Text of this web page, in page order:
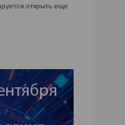
ПАРТНЕРСКИЕ ПРОЕКТЫ
открыть еще